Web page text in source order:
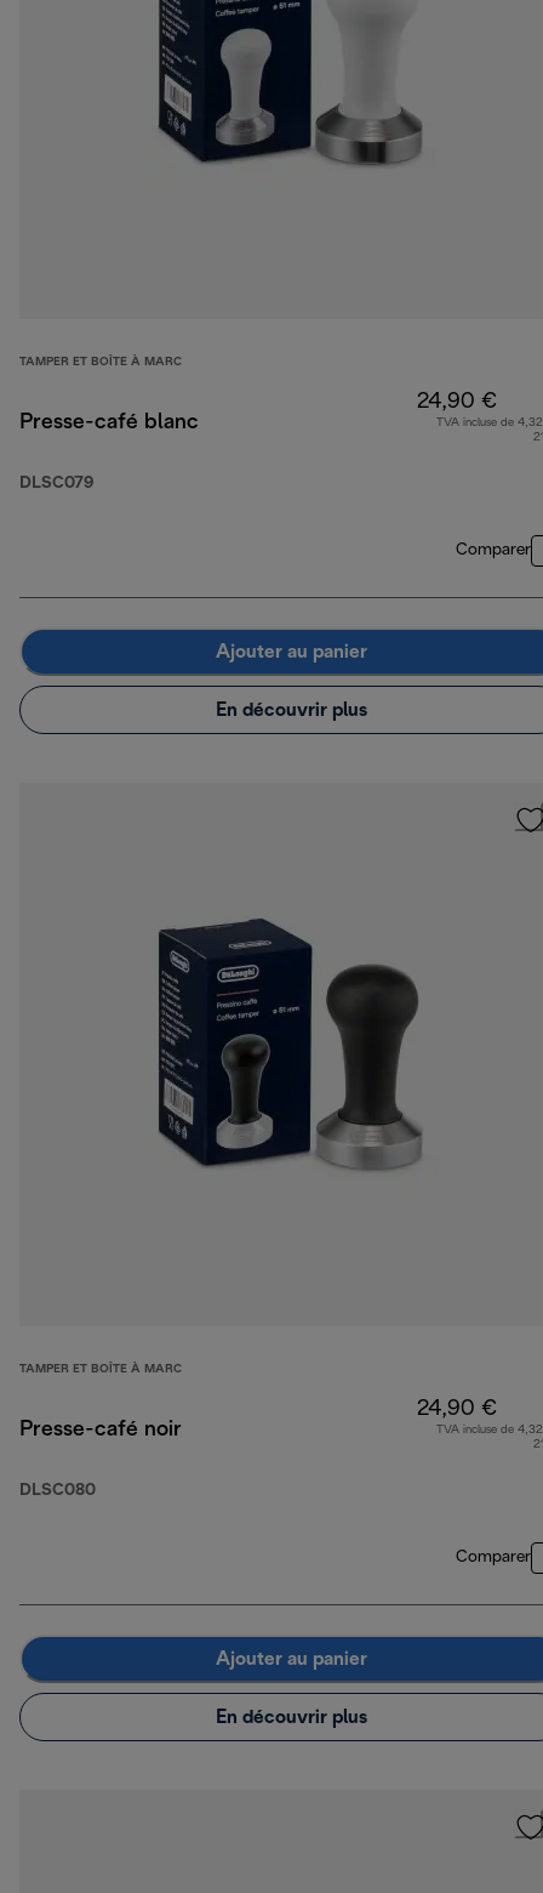
TAMPER ET BOÎTE À MARC
Presse-café blanc
DLSC079
24,90 €
TVA incluse de
Comparer
Ajouter au panier
En découvrir plus
TAMPER ET BOÎTE À MARC
Presse-café noir
DLSC080
24,90 €
TVA incluse de
Comparer
Ajouter au panier
En découvrir plus